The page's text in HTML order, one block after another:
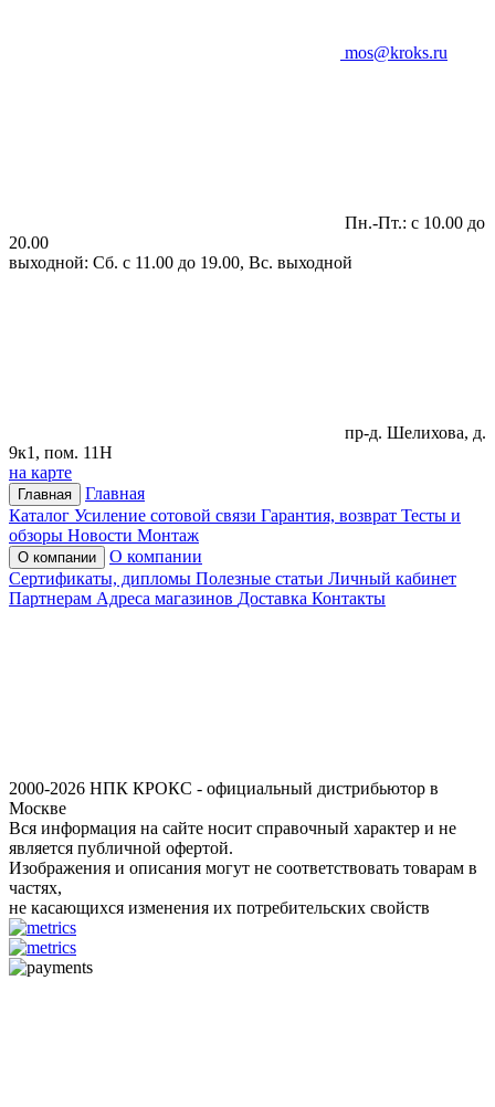
mos@kroks.ru
Пн.-Пт.: с 10.00 до
20.00
выходной: Сб. с 11.00 до 19.00, Вс. выходной
пр-д. Шелихова, д.
9к1, пом. 11Н
на карте
Главная
Главная
Каталог Усиление сотовой связи Гарантия, возврат Тесты и
обзоры Новости Монтаж
О компании
О компании
Сертификаты, дипломы Полезные статьи Личный кабинет
Партнерам Адреса магазинов Доставка Контакты
2000-2026 НПК КРОКС - официальный дистрибьютор в
Москве
Вся информация на сайте носит справочный характер и не
является публичной офертой.
Изображения и описания могут не соответствовать товарам в
частях,
не касающихся изменения их потребительских свойств